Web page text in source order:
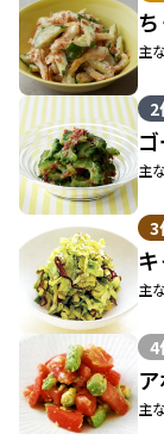
主
2
主
3
主
4
主